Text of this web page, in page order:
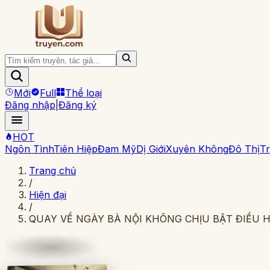
Mới Full
Thể loại
Đăng nhập Đăng ký
HOT
Ngôn TìnhTiên HiệpĐam MỹDị GiớiXuyên KhôngĐô Thị
Trang chủ
/
Hiện đại
/
QUAY VỀ NGÀY BÀ NỘI KHÔNG CHỊU BẬT ĐIỀU